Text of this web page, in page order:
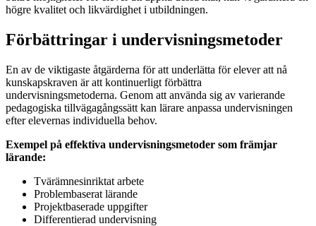
högre kvalitet och likvärdighet i utbildningen.
Förbättringar i undervisningsmetoder
En av de viktigaste åtgärderna för att underlätta för elever att nå
kunskapskraven är att kontinuerligt förbättra
undervisningsmetoderna. Genom att använda sig av varierande
pedagogiska tillvägagångssätt kan lärare anpassa undervisningen
efter elevernas individuella behov.
Exempel på effektiva undervisningsmetoder som främjar
lärande:
Tvärämnesinriktat arbete
Problembaserat lärande
Projektbaserade uppgifter
Differentierad undervisning